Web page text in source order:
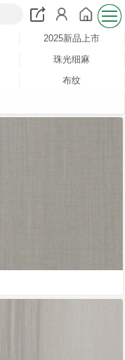
2025新品上市
珠光细麻
布纹